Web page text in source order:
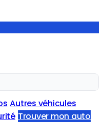
Autres véhicules
Trouver mon auto